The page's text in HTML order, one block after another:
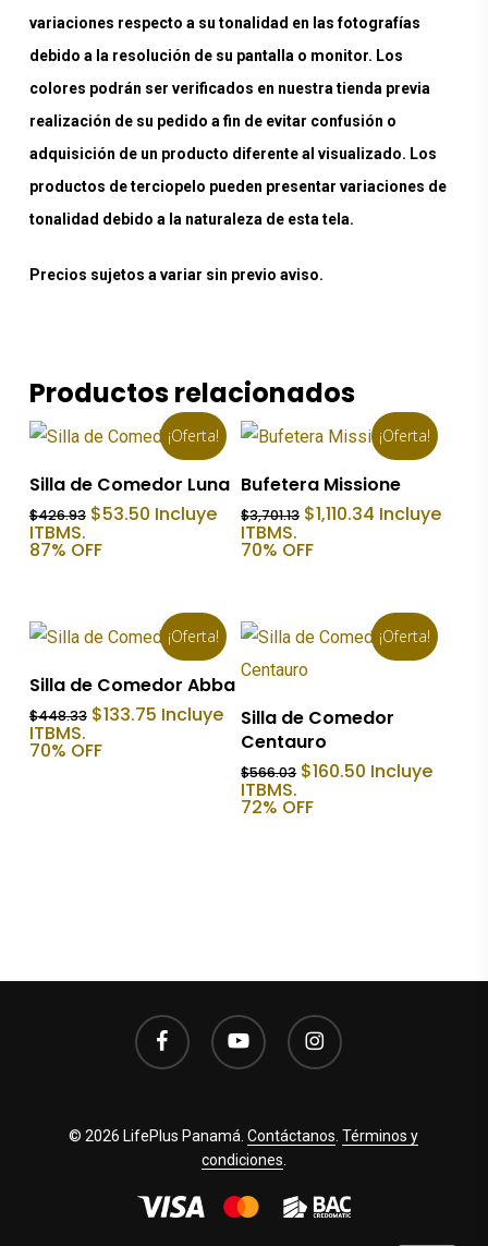
variaciones respecto a su tonalidad en las fotografías
debido a la resolución de su pantalla o monitor. Los
colores podrán ser verificados en nuestra tienda previa
realización de su pedido a fin de evitar confusión o
adquisición de un producto diferente al visualizado. Los
productos de terciopelo pueden presentar variaciones de
tonalidad debido a la naturaleza de esta tela.
Precios sujetos a variar sin previo aviso.
Productos relacionados
¡Oferta!
Añadir Al Carrito
Silla de Comedor Luna
$426.93 El
original
$53.50El
precio
Incluye
ITBMS.
87% OFF
¡Oferta!
Añadir Al Carrito
Bufetera Missione
$3,701.13 El
precio
original
$1,110.34 El
precio
Incluye
ITBMS.
70% OFF
¡Oferta!
Añadir Al Carrito
Silla de Comedor Abba
$448.33 El
original
$133.75El
precio
Incluye
ITBMS.
70% OFF
¡Oferta!
Añadir Al Carrito
Silla de Comedor
Centauro
$566.03 El
original
$160.50 El
precio
Incluye
ITBMS.
72% OFF
facebook youtube instagram
© 2026 LifePlus Panamá.Contáctanos .Términos y
condiciones